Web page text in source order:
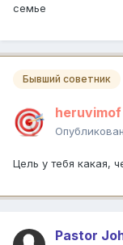
семье
Бывший советник
heruvimof
Цель у тебя какая,
Pastor